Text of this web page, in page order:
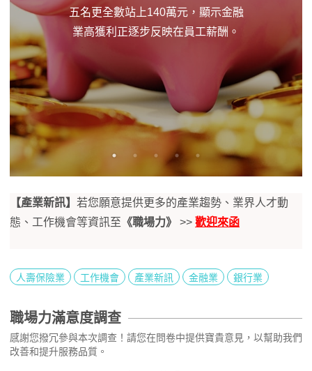
五名更全數站上140萬元，顯示金融
業高獲利正逐步反映在員工薪酬。
【產業新訊】 若您願意提供更多的產業趨勢、業界人才動
態、工作機會等資訊至 《職場力》 >> 歡迎來函
人壽保險業 工作機會 產業新訊 金融業 銀行業
職場力滿意度調查
感謝您撥冗參與本次調查！請您在問卷中提供寶貴意見，以幫助我們
改善和提升服務品質。